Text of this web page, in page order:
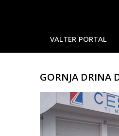
VALTER PORTAL
GORNJA DRINA